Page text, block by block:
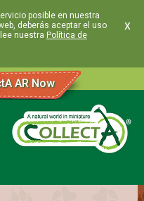
posible en nuestra
deberás aceptar el uso
nuestra Política de
x
AR Now